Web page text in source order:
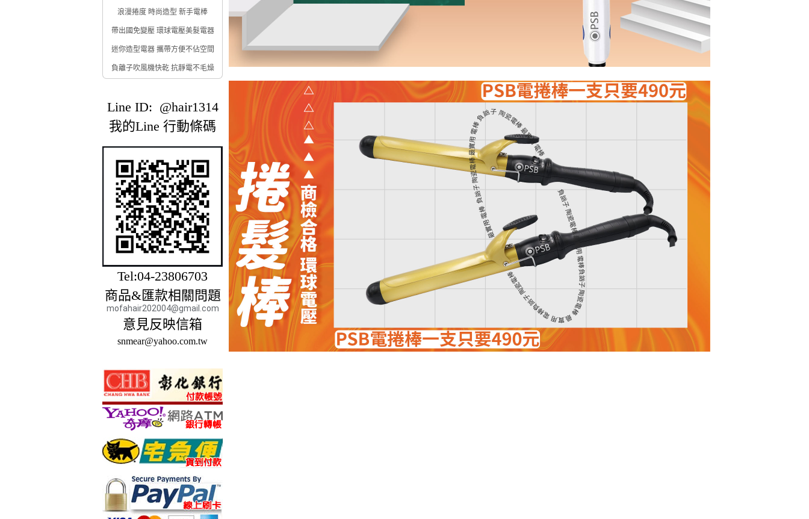
浪漫捲度 時尚造型 新手電棒
帶出國免變壓 環球電壓美髮電器
迷你造型電器 攜帶方便不佔空間
負離子吹風機快乾 抗靜電不毛燥
Line ID: @hair1314
我的Line 行動條碼
Tel:04-23806703
商品&匯款相關問題
mofahair202004@gmail.com
意見反映信箱
snmear@yahoo.com.tw